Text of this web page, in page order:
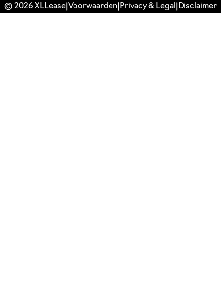
© 2026 XLLease Voorwaarden Privacy & Legal Disclaimer